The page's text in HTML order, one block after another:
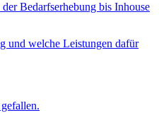
Bedarfserhebung bis Inhouse
und welche Leistungen dafür